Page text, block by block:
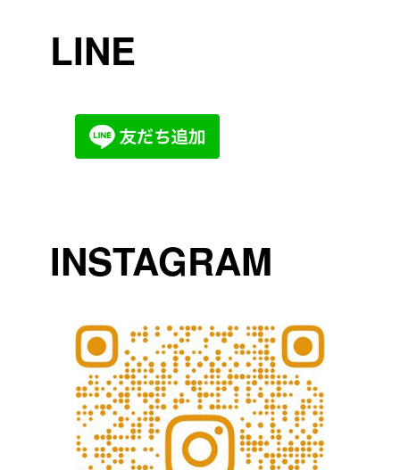
LINE
INSTAGRAM